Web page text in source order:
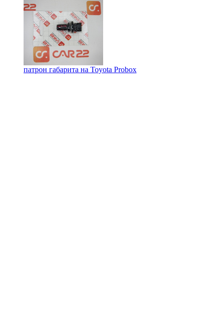
патрон габарита на Toyota Probox